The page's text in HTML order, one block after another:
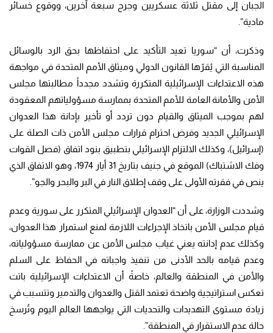
الجبان إلى مقتل ثلاثة عسكريين وجرح سبعة آخرين، ووقوع خسائر
مادية”.
وذكرت، أن “سوريا تعيد التأكيد على احتفاظها بحق الرد بالوسائل
المناسبة التي يُقرّها ​القانون الدولي​ وميثاق الأمم المتحدة في مواجهة
هذه الاعتداءات الإسرائيلية المتكررة وتشدد مجدداً مطالبتها مجلس
الأمن والأمانة العامة للأمم المتحدة بممارسة مسؤولياتهم المعقودة
لهم بموجب الميثاق والقيام دون تردد أو تأخير بإدانة هذا العدوان
الإسرائيلي الجديد وفرض احترام قرارات مجلس الأمن ذات الصلة على
(إسرائيل)، وكذلك الالتزام الإسرائيلي بتطبيق بنود اتفاق (فصل القوات
وفك الاشتباك) الموقع في جنيف بتاريخ 31 أيار 1974، وهو الاتفاق الذي
ينص في فقرته الأولى على وقف إطلاق النار في البر والبحر والجو”.
وشددت الوزارة، على أن “العدوان الإسرائيلي المتكرر على سورية وعدم
قيام مجلس الأمن باتخاذ الإجراءات اللازمة لمنع استمرار هذا العدوان،
وكذلك عدم إدانته يعني غياب مجلس الأمن عن ممارسة مسؤولياته،
وعدم قيامه بالحد الأدنى من تنفيذ واجباته في الحفاظ على السلم
والأمن في المنطقة والعالم، خاصةً أن الاعتداءات الإسرائيلية باتت
تعكس استراتيجية واضحة تعتمد القتل والعدوان والتدمير وتتسبب في
زيادة مستوى التهديدات والتحديات التي يواجهها العالم اليوم وتُرسخ
حالة عدم الاستقرار في المنطقة”.